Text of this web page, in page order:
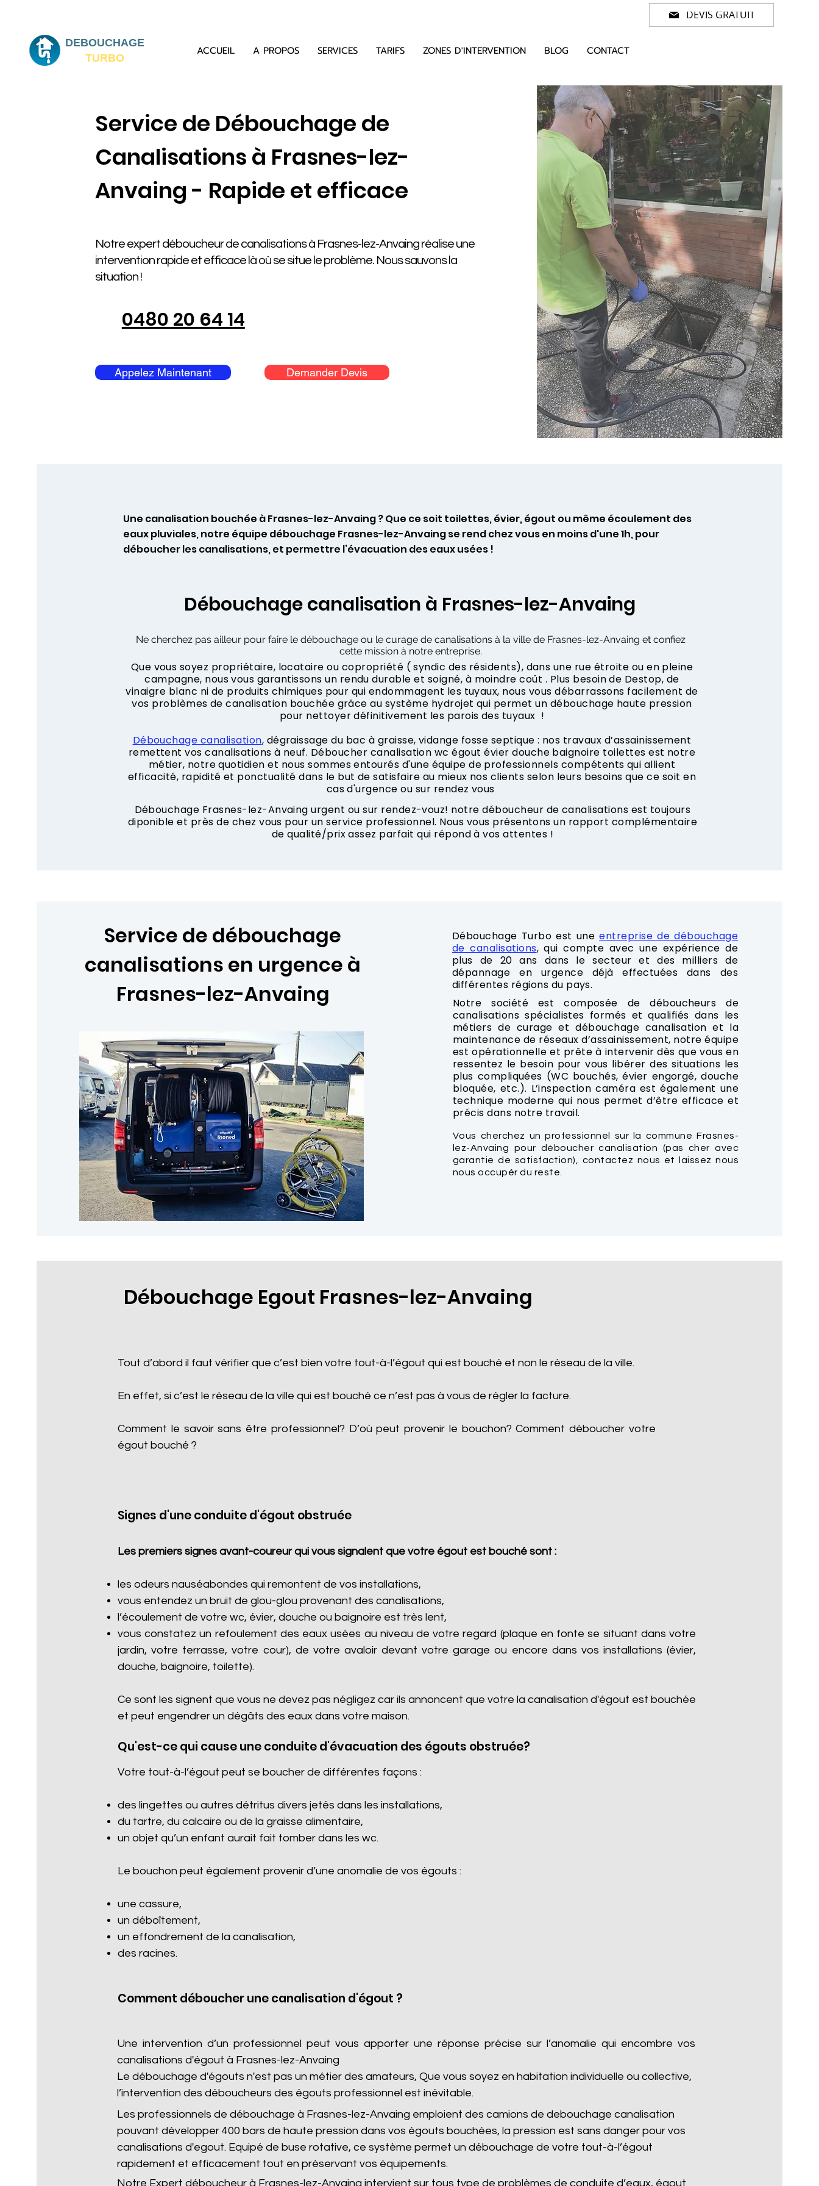
DEVIS GRATUIT
DEBOUCHAGE
TURBO
ACCUEIL A PROPOS SERVICES TARIFS ZONES D'INTERVENTION BLOG CONTACT
Service de Débouchage de
Canalisations à Frasnes-lez-
Anvaing - Rapide et efficace
Notre expert déboucheur de canalisations à Frasnes-lez-Anvaing réalise une
intervention rapide et efficace là où se situe le problème. Nous sauvons la
situation !
0480 20 64 14
Appelez Maintenant Demander Devis
Une canalisation bouchée à Frasnes-lez-Anvaing ? Que ce soit toilettes, évier, égout ou même écoulement des
eaux pluviales, notre équipe débouchage Frasnes-lez-Anvaing se rend chez vous en moins d'une 1h, pour
déboucher les canalisations, et permettre l’évacuation des eaux usées !
Débouchage canalisation à Frasnes-lez-Anvaing
Ne cherchez pas ailleur pour faire le débouchage ou le curage de canalisations à la ville de Frasnes-lez-Anvaing et confiez
cette mission à notre entreprise.
Que vous soyez propriétaire, locataire ou copropriété ( syndic des résidents), dans une rue étroite ou en pleine
campagne, nous vous garantissons un rendu durable et soigné, à moindre coût . Plus besoin de Destop, de
vinaigre blanc ni de produits chimiques pour qui endommagent les tuyaux, nous vous débarrassons facilement de
vos problèmes de canalisation bouchée grâce au système hydrojet qui permet un débouchage haute pression
pour nettoyer définitivement les parois des tuyaux !
Débouchage canalisation, dégraissage du bac à graisse, vidange fosse septique : nos travaux d’assainissement
remettent vos canalisations à neuf. Déboucher canalisation wc égout évier douche baignoire toilettes est notre
métier, notre quotidien et nous sommes entourés d'une équipe de professionnels compétents qui allient
efficacité, rapidité et ponctualité dans le but de satisfaire au mieux nos clients selon leurs besoins que ce soit en
cas d'urgence ou sur rendez vous
Débouchage Frasnes-lez-Anvaing urgent ou sur rendez-vouz! notre déboucheur de canalisations est toujours
diponible et près de chez vous pour un service professionnel. Nous vous présentons un rapport complémentaire
de qualité/prix assez parfait qui répond à vos attentes !
Service de débouchage
canalisations en urgence à
Frasnes-lez-Anvaing
Débouchage Turbo est uneentreprise de débouchage
de canalisations, qui compte avec une expérience de
plus de 20 ans dans le secteur et des milliers de
dépannage en urgence déjà effectuées dans des
différentes régions du pays.
Notre société est composée de déboucheurs de
canalisations spécialistes formés et qualifiés dans les
métiers de curage et débouchage canalisation et la
maintenance de réseaux d’assainissement, notre équipe
est opérationnelle et prête à intervenir dès que vous en
ressentez le besoin pour vous libérer des situations les
plus compliquées (WC bouchés, évier engorgé, douche
bloquée, etc.). L’inspection caméra est également une
technique moderne qui nous permet d’être efficace et
précis dans notre travail.
Vous cherchez un professionnel sur la commune Frasnes-
lez-Anvaing pour déboucher canalisation (pas cher avec
garantie de satisfaction), contactez nous et laissez nous
nous occupér du reste.
Débouchage Egout Frasnes-lez-Anvaing
Tout d’abord il faut vérifier que c’est bien votre tout-à-l’égout qui est bouché et non le réseau de la ville.
En effet, si c’est le réseau de la ville qui est bouché ce n’est pas à vous de régler la facture.
Comment le savoir sans être professionnel? D’où peut provenir le bouchon? Comment déboucher votre
égout bouché ?
Signes d'une conduite d'égout obstruée
Les premiers signes avant-coureur qui vous signalent que votre égout est bouché sont :
les odeurs nauséabondes qui remontent de vos installations,
vous entendez un bruit de glou-glou provenant des canalisations,
l’écoulement de votre wc, évier, douche ou baignoire est très lent,
vous constatez un refoulement des eaux usées au niveau de votre regard (plaque en fonte se situant dans votre
jardin, votre terrasse, votre cour), de votre avaloir devant votre garage ou encore dans vos installations (évier,
douche, baignoire, toilette).
Ce sont les signent que vous ne devez pas négligez car ils annoncent que votre la canalisation d'égout est bouchée
et peut engendrer un dégâts des eaux dans votre maison.
Qu'est-ce qui cause une conduite d'évacuation des égouts obstruée?
Votre tout-à-l’égout peut se boucher de différentes façons :
des lingettes ou autres détritus divers jetés dans les installations,
du tartre, du calcaire ou de la graisse alimentaire,
un objet qu’un enfant aurait fait tomber dans les wc.
Le bouchon peut également provenir d’une anomalie de vos égouts :
une cassure,
un déboîtement,
un effondrement de la canalisation,
des racines.​
Comment déboucher une canalisation d'égout ?
Une intervention d’un professionnel peut vous apporter une réponse précise sur l’anomalie qui encombre vos
canalisations d'égout à Frasnes-lez-Anvaing
Le débouchage d'égouts n'est pas un métier des amateurs, Que vous soyez en habitation individuelle ou collective,
l’intervention des déboucheurs des égouts professionnel est inévitable.
Les professionnels de débouchage à Frasnes-lez-Anvaing emploient des camions de debouchage canalisation
pouvant développer 400 bars de haute pression dans vos égouts bouchées, la pression est sans danger pour vos
canalisations d'egout. Equipé de buse rotative, ce système permet un débouchage de votre tout-à-l’égout
rapidement et efficacement tout en préservant vos équipements.
Notre Expert déboucheur à Frasnes-lez-Anvaing intervient sur tous type de problèmes de conduite d’eaux, égout